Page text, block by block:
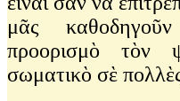
μᾶς
προορισμὸ τὸν
σωματικὸ σὲ